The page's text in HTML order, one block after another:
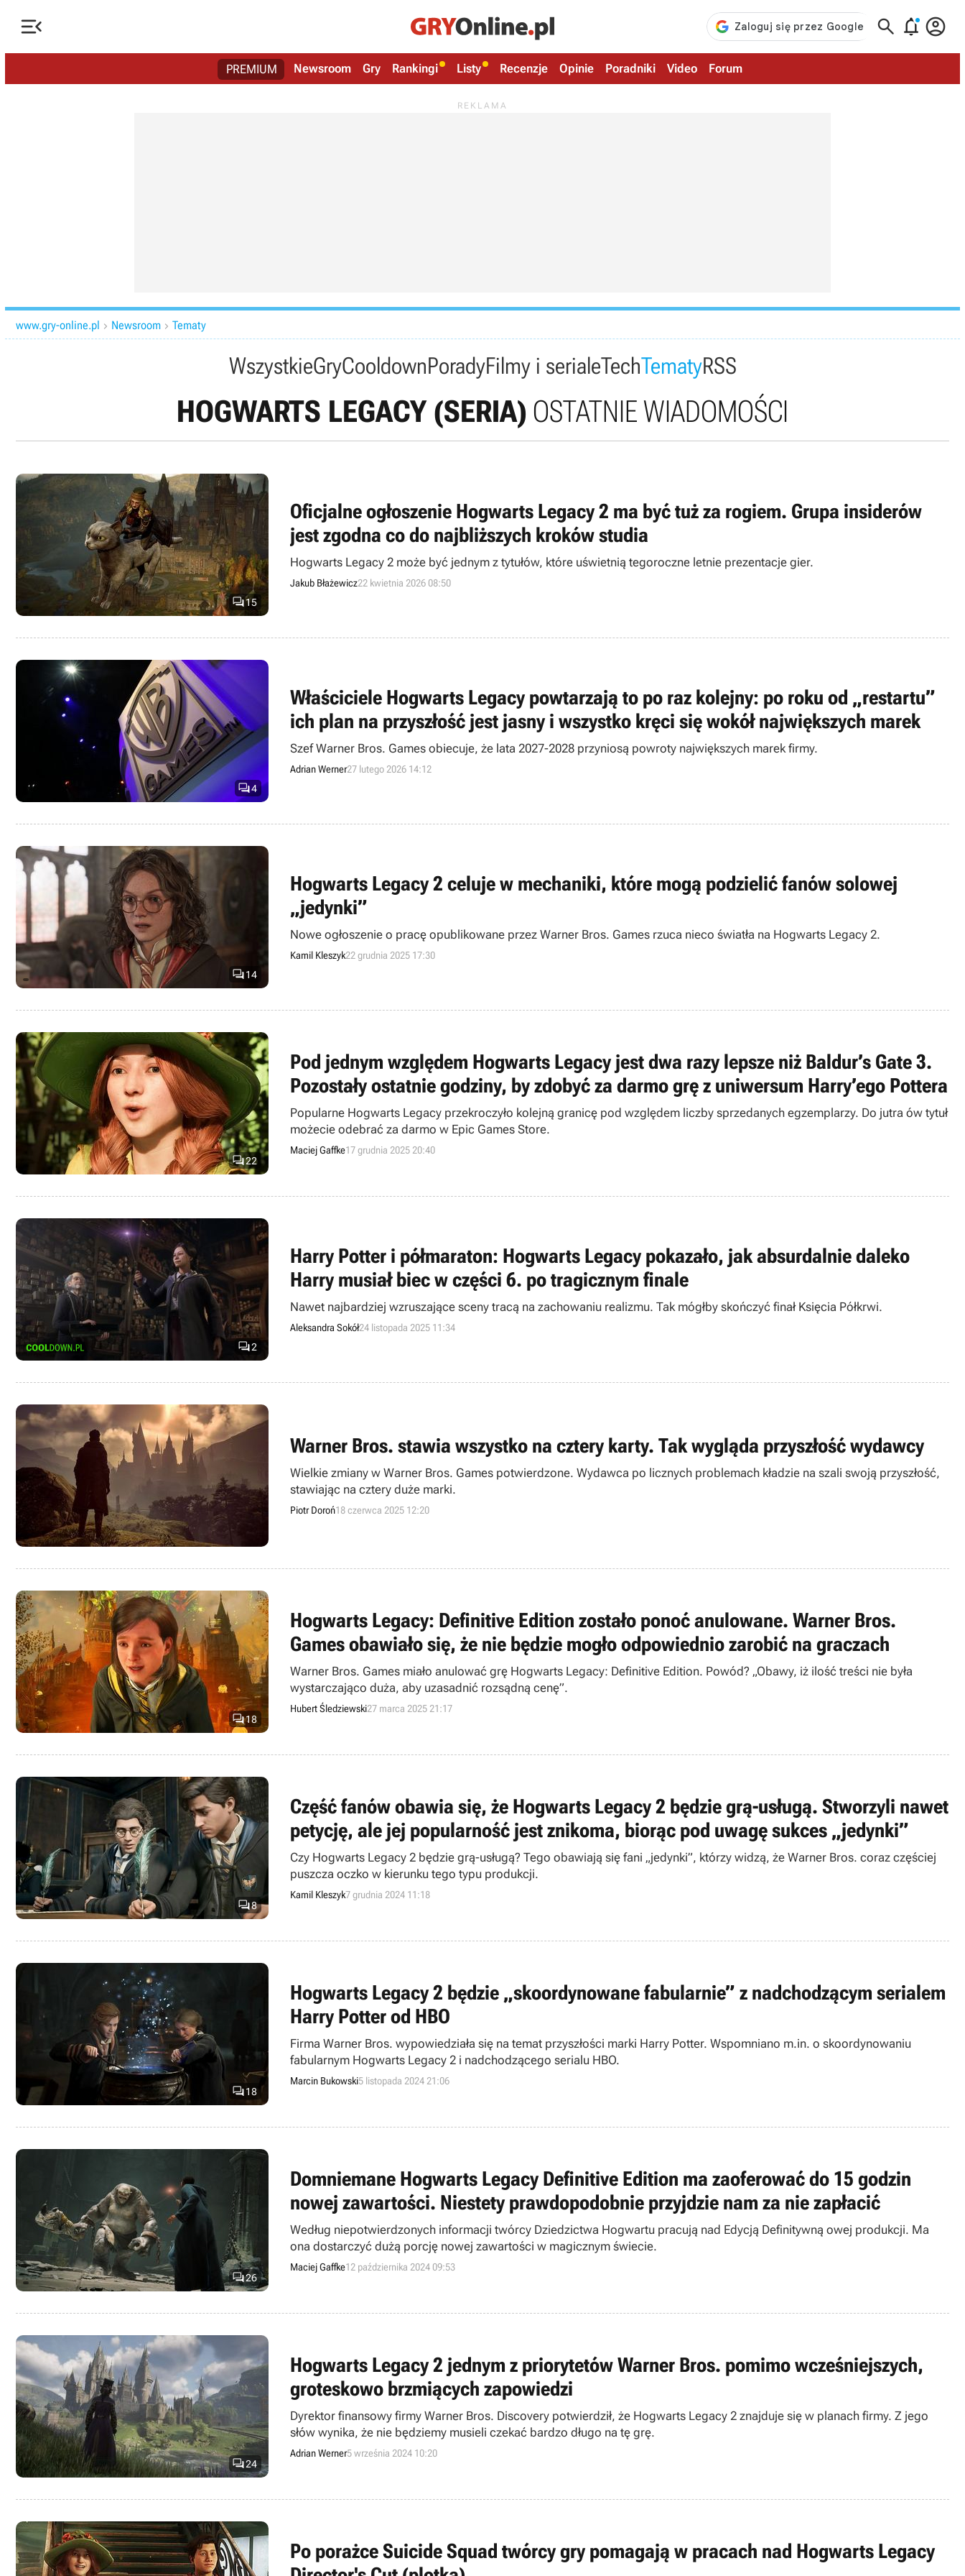
   
PREMIUM Newsroom Gry Rankingi Listy Recenzje Opinie Poradniki Video Forum
www.gry-online.pl  Newsroom  Tematy
WszystkieGryCooldownPoradyFilmy i serialeTechTematyRSS
HOGWARTS LEGACY (SERIA) OSTATNIE WIADOMOŚCI
15
Oficjalne ogłoszenie Hogwarts Legacy 2 ma być tuż za rogiem. Grupa insiderów
jest zgodna co do najbliższych kroków studia
Hogwarts Legacy 2 może być jednym z tytułów, które uświetnią tegoroczne letnie prezentacje gier.
Jakub Błażewicz22 kwietnia 2026 08:50
4
Właściciele Hogwarts Legacy powtarzają to po raz kolejny: po roku od „restartu”
ich plan na przyszłość jest jasny i wszystko kręci się wokół największych marek
Szef Warner Bros. Games obiecuje, że lata 2027-2028 przyniosą powroty największych marek firmy.
Adrian Werner27 lutego 2026 14:12
14
Hogwarts Legacy 2 celuje w mechaniki, które mogą podzielić fanów solowej
„jedynki”
Nowe ogłoszenie o pracę opublikowane przez Warner Bros. Games rzuca nieco światła na Hogwarts Legacy 2.
Kamil Kleszyk22 grudnia 2025 17:30
22
Pod jednym względem Hogwarts Legacy jest dwa razy lepsze niż Baldur’s Gate 3.
Pozostały ostatnie godziny, by zdobyć za darmo grę z uniwersum Harry’ego Pottera
Popularne Hogwarts Legacy przekroczyło kolejną granicę pod względem liczby sprzedanych egzemplarzy. Do jutra ów tytuł
możecie odebrać za darmo w Epic Games Store.
Maciej Gaffke17 grudnia 2025 20:40
2
Harry Potter i półmaraton: Hogwarts Legacy pokazało, jak absurdalnie daleko
Harry musiał biec w części 6. po tragicznym finale
Nawet najbardziej wzruszające sceny tracą na zachowaniu realizmu. Tak mógłby skończyć finał Księcia Półkrwi.
Aleksandra Sokół24 listopada 2025 11:34
Warner Bros. stawia wszystko na cztery karty. Tak wygląda przyszłość wydawcy
Wielkie zmiany w Warner Bros. Games potwierdzone. Wydawca po licznych problemach kładzie na szali swoją przyszłość,
stawiając na cztery duże marki.
Piotr Doroń18 czerwca 2025 12:20
18
Hogwarts Legacy: Definitive Edition zostało ponoć anulowane. Warner Bros.
Games obawiało się, że nie będzie mogło odpowiednio zarobić na graczach
Warner Bros. Games miało anulować grę Hogwarts Legacy: Definitive Edition. Powód? „Obawy, iż ilość treści nie była
wystarczająco duża, aby uzasadnić rozsądną cenę”.
Hubert Śledziewski27 marca 2025 21:17
8
Część fanów obawia się, że Hogwarts Legacy 2 będzie grą-usługą. Stworzyli nawet
petycję, ale jej popularność jest znikoma, biorąc pod uwagę sukces „jedynki”
Czy Hogwarts Legacy 2 będzie grą-usługą? Tego obawiają się fani „jedynki”, którzy widzą, że Warner Bros. coraz częściej
puszcza oczko w kierunku tego typu produkcji.
Kamil Kleszyk7 grudnia 2024 11:18
18
Hogwarts Legacy 2 będzie „skoordynowane fabularnie” z nadchodzącym serialem
Harry Potter od HBO
Firma Warner Bros. wypowiedziała się na temat przyszłości marki Harry Potter. Wspomniano m.in. o skoordynowaniu
fabularnym Hogwarts Legacy 2 i nadchodzącego serialu HBO.
Marcin Bukowski5 listopada 2024 21:06
26
Domniemane Hogwarts Legacy Definitive Edition ma zaoferować do 15 godzin
nowej zawartości. Niestety prawdopodobnie przyjdzie nam za nie zapłacić
Według niepotwierdzonych informacji twórcy Dziedzictwa Hogwartu pracują nad Edycją Definitywną owej produkcji. Ma
ona dostarczyć dużą porcję nowej zawartości w magicznym świecie.
Maciej Gaffke12 października 2024 09:53
24
Hogwarts Legacy 2 jednym z priorytetów Warner Bros. pomimo wcześniejszych,
groteskowo brzmiących zapowiedzi
Dyrektor finansowy firmy Warner Bros. Discovery potwierdził, że Hogwarts Legacy 2 znajduje się w planach firmy. Z jego
słów wynika, że nie będziemy musieli czekać bardzo długo na tę grę.
Adrian Werner5 września 2024 10:20
Po porażce Suicide Squad twórcy gry pomagają w pracach nad Hogwarts Legacy